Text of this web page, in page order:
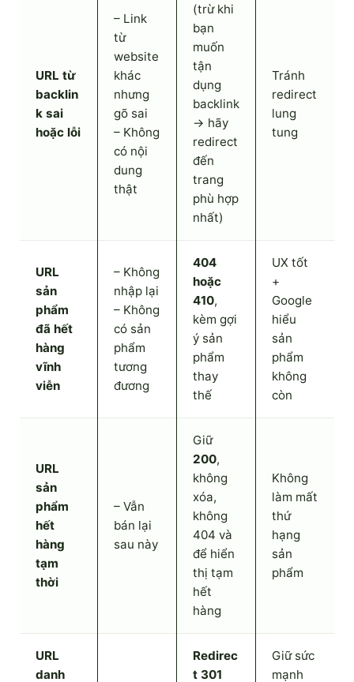
URL từ
backlin
k sai
hoặc lỗi
– Link
từ
website
khác
nhưng
gõ sai
– Không
có nội
dung
thật
(trừ khi
bạn
muốn
tận
dụng
backlink
→ hãy
redirect
đến
trang
phù hợp
nhất)
Tránh
redirect
lung
tung
URL
sản
phẩm
đã hết
hàng
vĩnh
viễn
– Không
nhập lại
– Không
có sản
phẩm
tương
đương
404
hoặc
410,
kèm gợi
ý sản
phẩm
thay
thế
UX tốt
+
Google
hiểu
sản
phẩm
không
còn
URL
sản
phẩm
hết
hàng
tạm
thời
– Vẫn
bán lại
sau này
Giữ
200,
không
xóa,
không
404 và
để hiển
thị tạm
hết
hàng
Không
làm mất
thứ
hạng
sản
phẩm
URL
danh
Redirec
t 301
Giữ sức
mạnh